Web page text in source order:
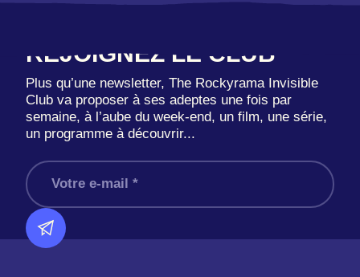
REJOIGNEZ LE CLUB
Plus qu’une newsletter, The Rockyrama Invisible
Club va proposer à ses adeptes une fois par
semaine, à l’aube du week-end, un film, une série,
un programme à découvrir...